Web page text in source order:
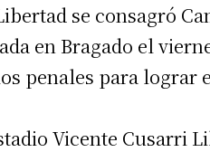
se consagró
en Bragado el
penales para
Vicente Cusarri